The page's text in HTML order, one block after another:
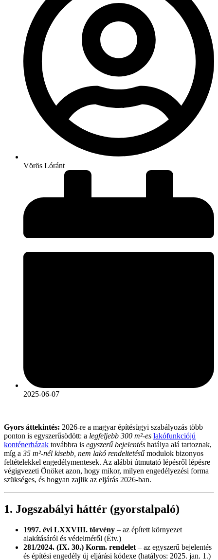
Vörös Lóránt
2025-06-07
Gyors áttekintés: 2026-re a magyar építésügyi szabályozás több
ponton is egyszerűsödött: a legfeljebb 300 m²-es lakófunkciójú
konténerházak továbbra is egyszerű bejelentés hatálya alá tartoznak,
míg a 35 m²-nél kisebb, nem lakó rendeltetésűmodulok bizonyos
feltételekkel engedélymentesek. Az alábbi útmutató lépésről lépésre
végigvezeti Önöket azon, hogy mikor, milyen engedélyezési forma
szükséges, és hogyan zajlik az eljárás 2026-ban.
1. Jogszabályi háttér (gyorstalpaló)
1997. évi LXXVIII. törvény – az épített környezet
alakításáról és védelméről (Étv.)
281/2024. (IX. 30.) Korm. rendelet – az egyszerű bejelentés
és építési engedély új eljárási kódexe (hatályos: 2025. jan. 1.)